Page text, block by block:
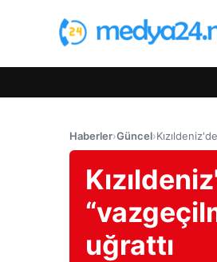
Haberler›Güncel›
uğrattı